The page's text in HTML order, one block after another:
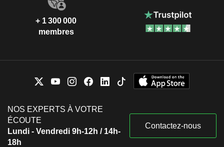
+ 1 300 000
membres
NOS EXPERTS À VOTRE
ÉCOUTE
Lundi - Vendredi 9h-12h / 14h-
18h
Contactez-nous